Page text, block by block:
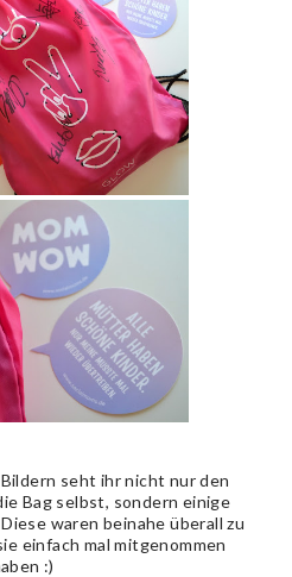
seht ihr nicht nur den
Bag selbst, sondern einige
waren beinahe überall zu
einfach mal mitgenommen
:)